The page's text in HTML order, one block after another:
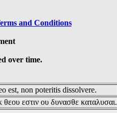
and Conditions
over time.
est, non poteritis dissolvere.
εστιν ου δυνασθε καταλυσαι.